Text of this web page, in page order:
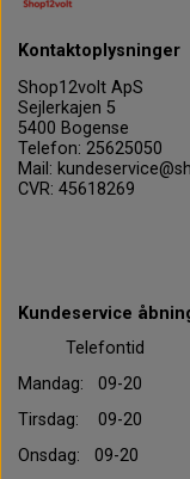
Kontaktoplysninger
Shop12volt ApS
Sejlerkajen 5
5400 Bogense
Telefon: 25625050
Mail:
CVR: 45618269
Kundeservice
Telefontid
Mandag: 09-
Tirsdag: 09-
Onsdag: 09-